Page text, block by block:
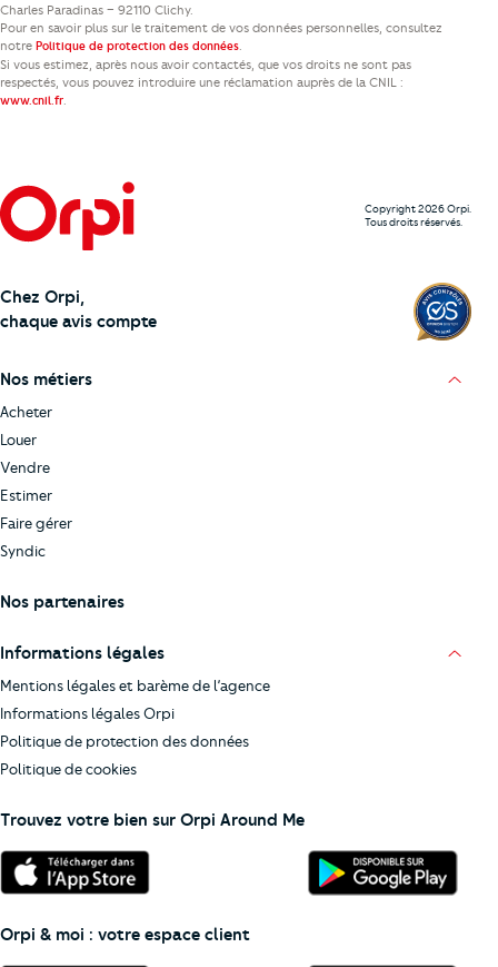
Charles Paradinas – 92110 Clichy.
Pour en savoir plus sur le traitement de vos données personnelles, consultez
notre Politique de protection des données.
Si vous estimez, après nous avoir contactés, que vos droits ne sont pas
respectés, vous pouvez introduire une réclamation auprès de la CNIL :
www.cnil.fr.
Copyright 2026 Orpi.
Tous droits réservés.
Chez Orpi,
chaque avis compte
Nos métiers
Acheter
Louer
Vendre
Estimer
Faire gérer
Syndic
Nos partenaires
Informations légales
Mentions légales et barème de l’agence
Informations légales Orpi
Politique de protection des données
Politique de cookies
Trouvez votre bien sur Orpi Around Me
Orpi & moi : votre espace client